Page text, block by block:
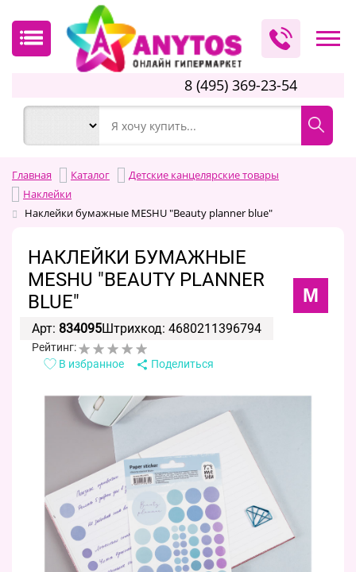
8 (495) 369-23-54
Главная Каталог
Детские канцелярские товары
Наклейки
Наклейки бумажные MESHU "Beauty planner blue"
НАКЛЕЙКИ БУМАЖНЫЕ
MESHU "BEAUTY PLANNER
BLUE"
M
Арт: 834095Штрихкод: 4680211396794
Рейтинг:
В избранное
Поделиться